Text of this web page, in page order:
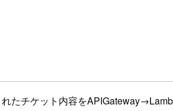
たチケット内容を